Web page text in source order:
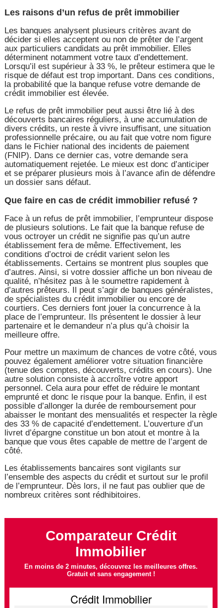
Les raisons d’un refus de prêt immobilier
Les banques analysent plusieurs critères avant de
décider si elles acceptent ou non de prêter de l’argent
aux particuliers candidats au prêt immobilier. Elles
déterminent notamment votre taux d’endettement.
Lorsqu’il est supérieur à 33 %, le prêteur estimera que le
risque de défaut est trop important. Dans ces conditions,
la probabilité que la banque refuse votre demande de
crédit immobilier est élevée.
Le refus de prêt immobilier peut aussi être lié à des
découverts bancaires réguliers, à une accumulation de
divers crédits, un reste à vivre insuffisant, une situation
professionnelle précaire, ou au fait que votre nom figure
dans le Fichier national des incidents de paiement
(FNIP). Dans ce dernier cas, votre demande sera
automatiquement rejetée. Le mieux est donc d’anticiper
et se préparer plusieurs mois à l’avance afin de défendre
un dossier sans défaut.
Que faire en cas de crédit immobilier refusé ?
Face à un refus de prêt immobilier, l’emprunteur dispose
de plusieurs solutions. Le fait que la banque refuse de
vous octroyer un crédit ne signifie pas qu’un autre
établissement fera de même. Effectivement, les
conditions d’octroi de crédit varient selon les
établissements. Certains se montrent plus souples que
d’autres. Ainsi, si votre dossier affiche un bon niveau de
qualité, n’hésitez pas à le soumettre rapidement à
d’autres prêteurs. Il peut s’agir de banques généralistes,
de spécialistes du crédit immobilier ou encore de
courtiers. Ces derniers font jouer la concurrence à la
place de l’emprunteur. Ils présentent le dossier à leur
partenaire et le demandeur n’a plus qu’à choisir la
meilleure offre.
Pour mettre un maximum de chances de votre côté, vous
pouvez également améliorer votre situation financière
(tenue des comptes, découverts, crédits en cours). Une
autre solution consiste à accroître votre apport
personnel. Cela aura pour effet de réduire le montant
emprunté et donc le risque pour la banque. Enfin, il est
possible d’allonger la durée de remboursement pour
abaisser le montant des mensualités et respecter la règle
des 33 % de capacité d’endettement. L’ouverture d’un
livret d’épargne constitue un bon atout et montre à la
banque que vous êtes capable de mettre de l’argent de
côté.
Les établissements bancaires sont vigilants sur
l’ensemble des aspects du crédit et surtout sur le profil
de l’emprunteur. Dès lors, il ne faut pas oublier que de
nombreux critères sont rédhibitoires.
Comparateur Crédit
Immobilier
En moins de 2 minutes, découvrez les meilleures offres.
Gratuit et sans engagement !